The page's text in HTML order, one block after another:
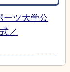
ーツ大学公
／